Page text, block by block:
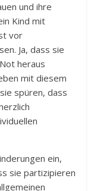
und ihre
Kind mit
vor
Ja, dass sie
heraus
mit diesem
spüren, dass
ein,
sie partizipieren